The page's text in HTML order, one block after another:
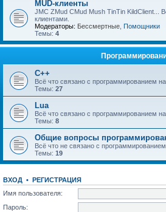
MUD-клиенты
JMC ZMud CMud Mush TinTin KildClient...
клиентами.
Модераторы: Бессмертные Помощники
Темы: 4
C++
Всё что связано с программированием
Темы: 27
Lua
Всё что связано с программированием
Темы: 8
Общие вопросы
Всё что не связано с
Темы: 19
ВХОД • РЕГИСТРАЦИЯ
Имя пользователя:
Пароль: